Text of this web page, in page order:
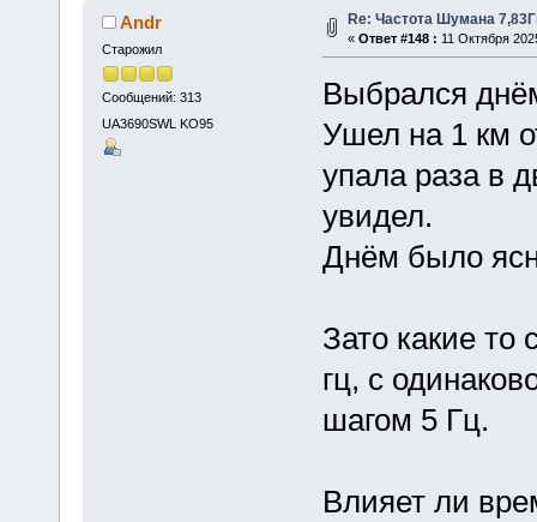
Andr
Старожил
Сообщений: 313
UA3690SWL KO95
Re: Частота Шумана
« Ответ #148 : 11 Октября
Выбрался
Ушел на 1 км
упала раза в
увидел.
Днём было
Зато какие то
гц, с
шагом 5 Гц.
Влияет ли